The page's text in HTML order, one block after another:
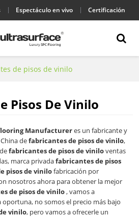
Espectáculo en vivo Certificación
de pisos de vinilo
Pisos De Vinilo
Manufactureres un fabricante y
defabricantes de pisos de vinilo,
fabricantes de pisos de viniloventas
marca privadafabricantes de pisos
pisos de vinilofabricación por
nosotros ahora para obtener la mejor
de pisos de vinilo, vamos a
no somos el precio más bajo
vinilo, pero vamos a ofrecerle un